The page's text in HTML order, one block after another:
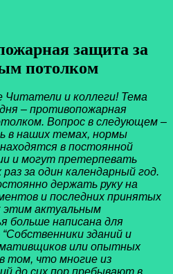
защита за
потолком
и коллеги! Тема
– противопожарная
Вопрос в следующем –
в наших темах, нормы
в постоянной
и могут претерпевать
за один календарный год.
держать руку на
и последних принятых
этим актуальным
больше написана для
зданий и
или опытных
том, что многие из